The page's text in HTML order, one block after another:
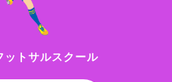
ットサルスクール